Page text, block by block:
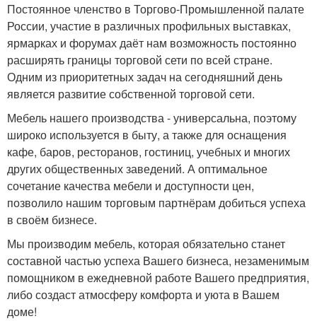
Постоянное членство в Торгово-Промышленной палате
России, участие в различных профильных выставках,
ярмарках и форумах даёт нам возможность постоянно
расширять границы торговой сети по всей стране.
Одним из приоритетных задач на сегодняшний день
является развитие собственной торговой сети.
Мебель нашего производства - универсальна, поэтому
широко используется в быту, а также для оснащения
кафе, баров, ресторанов, гостиниц, учебных и многих
других общественных заведений. А оптимальное
сочетание качества мебели и доступности цен,
позволило нашим торговым партнёрам добиться успеха
в своём бизнесе.
Мы производим мебель, которая обязательно станет
составной частью успеха Вашего бизнеса, незаменимым
помощником в ежедневной работе Вашего предприятия,
либо создаст атмосферу комфорта и уюта в Вашем
доме!